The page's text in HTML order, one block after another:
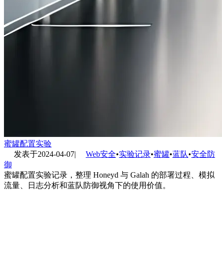
蜜罐配置实验
发表于2024-04-07| Web安全•实验记录•蜜罐•蓝队•安全防
御
蜜罐配置实验记录，整理 Honeyd 与 Galah 的部署过程、模拟
流量、日志分析和蓝队防御视角下的使用价值。